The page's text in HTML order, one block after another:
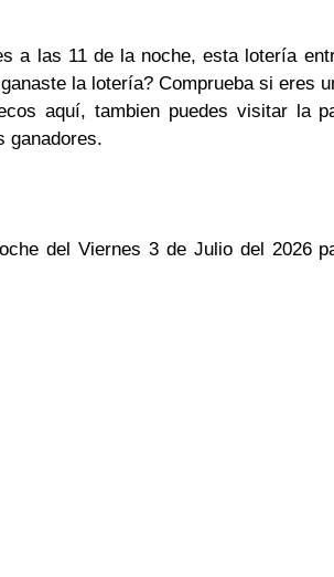
a las 11 de la noche, esta lotería
la lotería? Comprueba si eres
aquí, tambien puedes visitar la
ganadores.
del Viernes 3 de Julio del 2026